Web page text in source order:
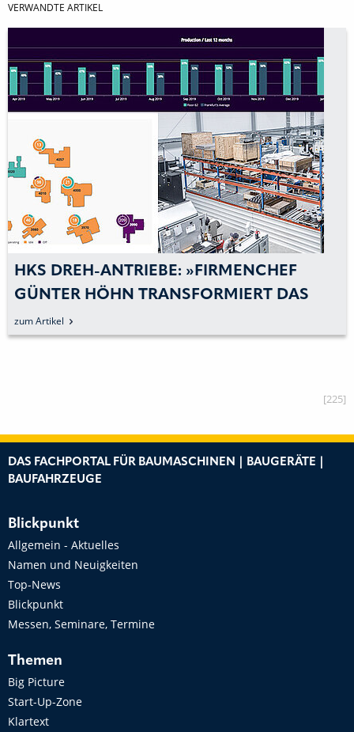
VERWANDTE ARTIKEL
DAS
FABRIK
HKS DREH-ANTRIEBE:
VOM
[225]
DAS FACHPORTAL FÜR BAUMASCHINEN | BAUGERÄTE |
BAUFAHRZEUGE
Blickpunkt
Allgemein - Aktuelles
Namen und Neuigkeiten
Top-News
Blickpunkt
Messen, Seminare, Termine
Themen
Big Picture
Start-Up-Zone
Klartext